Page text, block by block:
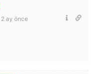
2 ay önce